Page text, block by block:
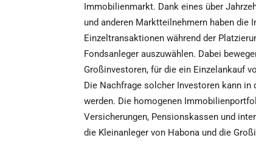
Immobilienmarkt. Dank eines über
und anderen Marktteilnehmern haben
Einzeltransaktionen während der
Fondsanleger auszuwählen. Dabei
Großinvestoren, für die ein Einzelankauf
Die Nachfrage solcher Investoren kann
werden. Die homogenen
Versicherungen, Pensionskassen und
die Kleinanleger von Habona und die